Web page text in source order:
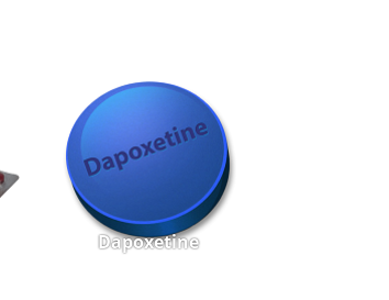
Dapoxetine